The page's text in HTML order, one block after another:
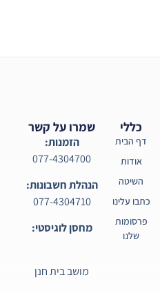
כללי
דף הבית
אודות
השיטה
כתבו עלינו
פרסומות
שלנו
שמרו על קשר
הזמנות:
077-4304700
הנהלת חשבונות:
077-4304710
מחסן לוגיסטי:
מושב בית חנן